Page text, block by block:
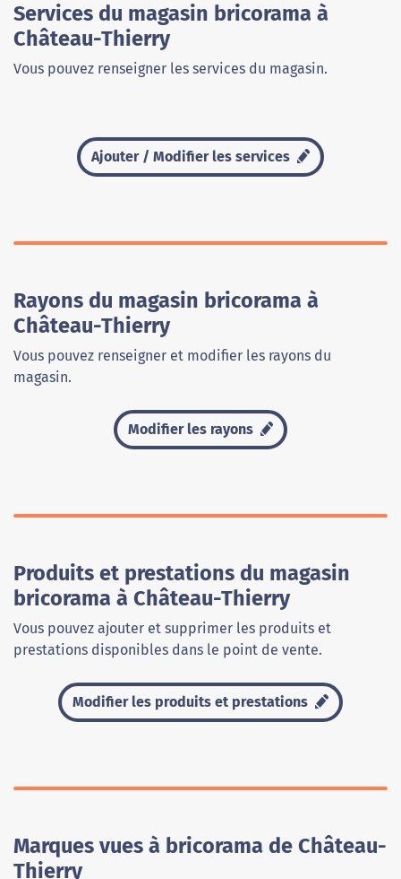
Services du magasin bricorama à
Château-Thierry
Vous pouvez renseigner les services du magasin.
Ajouter / Modifier les services
Rayons du magasin bricorama à
Château-Thierry
Vous pouvez renseigner et modifier les rayons du
magasin.
Modifier les rayons
Produits et prestations du magasin
bricorama à Château-Thierry
Vous pouvez ajouter et supprimer les produits et
prestations disponibles dans le point de vente.
Modifier les produits et prestations
Marques vues à bricorama de Château-
Thierry